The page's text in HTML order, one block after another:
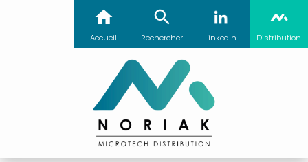
Accueil Rechercher LinkedIn Distribution